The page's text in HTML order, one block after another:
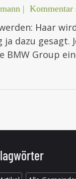
| Kommentar
Haar
dazu gesagt.
BMW Group